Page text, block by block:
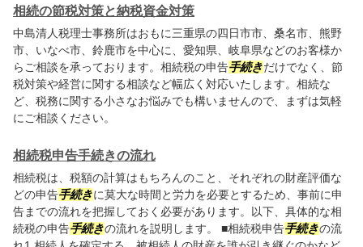
相続の節税対策と納税資金対策
中島清人税理士事務所はおもに三重県の四日市市、桑名市、熊野
市、いなべ市、鈴鹿市を中心に、愛知県、岐阜県などのお客様か
らご相談を承っております。相続税の申告手続きだけでなく、節
税対策や経営に関する相談など幅広く対応いたします。相続な
ど、税務に関する小さなお悩みでも構いませんので、まずは気軽
にご相談ください。
相続税申告手続きの流れ
相続税は、税額の計算はもちろんのこと、それぞれの財産評価な
どの申告手続きに莫大な時間と労力を必要とするため、事前に申
告までの流れを把握しておく必要があります。以下、具体的な相
続税の申告手続きの流れを説明します。 ■相続税申告手続きの流